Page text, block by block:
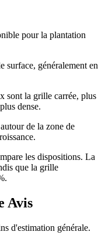
pour la plantation
surface, généralement en
sont la grille carrée, plus
dense.
de la zone de
les dispositions. La
que la grille
Avis
d'estimation générale.